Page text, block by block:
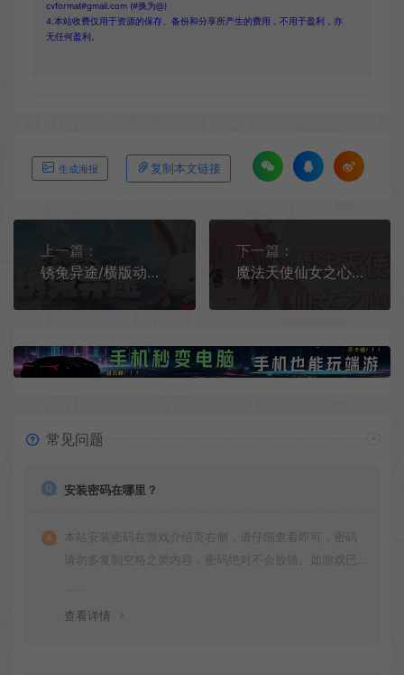
cvformat#gmail.com (#换为@)
4.本站收费仅用于资源的保存、备份和分享所产生的费用，不用于盈利，亦
无任何盈利。
生成海报 复制本文链接
上一篇：
锈兔异途/横版动作冒险游戏 Rusty Rabbit 下载
下一篇：
魔法天使仙女之心/横向卷轴动作游戏 Magical Angel Fairy Heart 下载
常见问题
安装密码在哪里？
本站安装密码在游戏介绍页右侧，请仔细查看即可，密码
请勿多复制空格之类内容，密码绝对不会放错。如游戏已
查看详情